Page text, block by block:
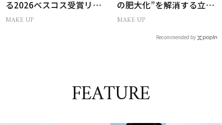
る2026ベスコス受賞リッ
プTOP3
MAKE UP
の肥大化”を解消する立体
小鼻メイク
MAKE UP
Recommended by
FEATURE